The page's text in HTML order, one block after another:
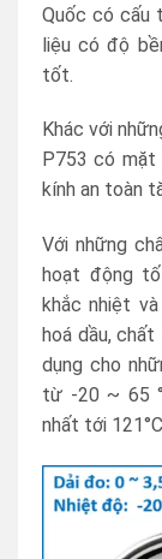
Quốc có cấu
liệu có độ
tốt.
Khác với
P753 có
kính an toàn
Với những
hoạt động
khắc nhiệt
hoá dầu,
dụng cho
từ -20 ~ 65
nhất tới 121°C